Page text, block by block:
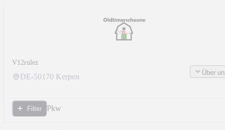
V12rulez
DE-50170 Kerpen Über
Filter Pkw